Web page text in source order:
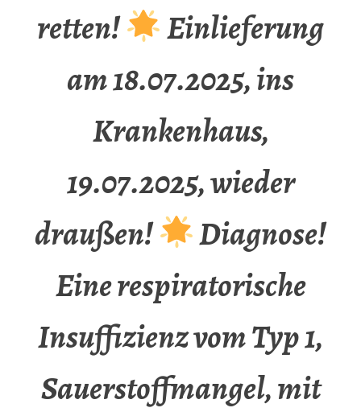
retten!
Einlieferung
am 18.07.2025, ins
Krankenhaus,
19.07.2025, wieder
draußen!
Diagnose!
Eine respiratorische
Insuffizienz vom Typ 1,
Sauerstoffmangel, mit